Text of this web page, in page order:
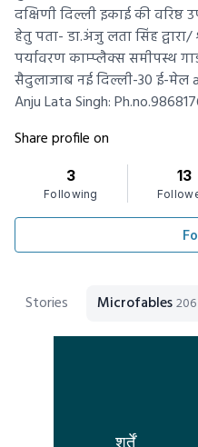
दक्षिणी दिल्ली इकाई की वरिष्ठ
हेतु पता- डा.अंजु लता सिंह द्वारा/
पर्यावरण काम्प्लैक्स समीपस्थ
सैदुलाजाब नई दिल्ली-30 ई-मेल
Anju Lata Singh:
Share profile on
3
Following
13
Stories Microfables206
शर्तें